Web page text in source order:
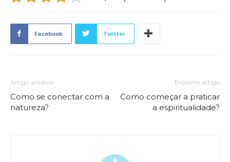
Facebook Twitter
Artigo anterior
Como se conectar com a
natureza?
Próximo artigo
Como começar a praticar
a espiritualidade?